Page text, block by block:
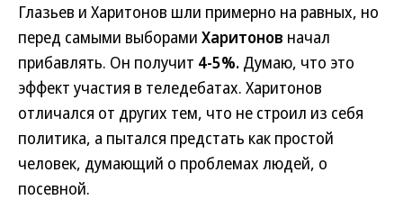
Глазьев и Харитонов шли примерно на равных, но
перед самыми выборами Харитонов начал
прибавлять. Он получит 4-5%. Думаю, что это
эффект участия в теледебатах. Харитонов
отличался от других тем, что не строил из себя
политика, а пытался предстать как простой
человек, думающий о проблемах людей, о
посевной.